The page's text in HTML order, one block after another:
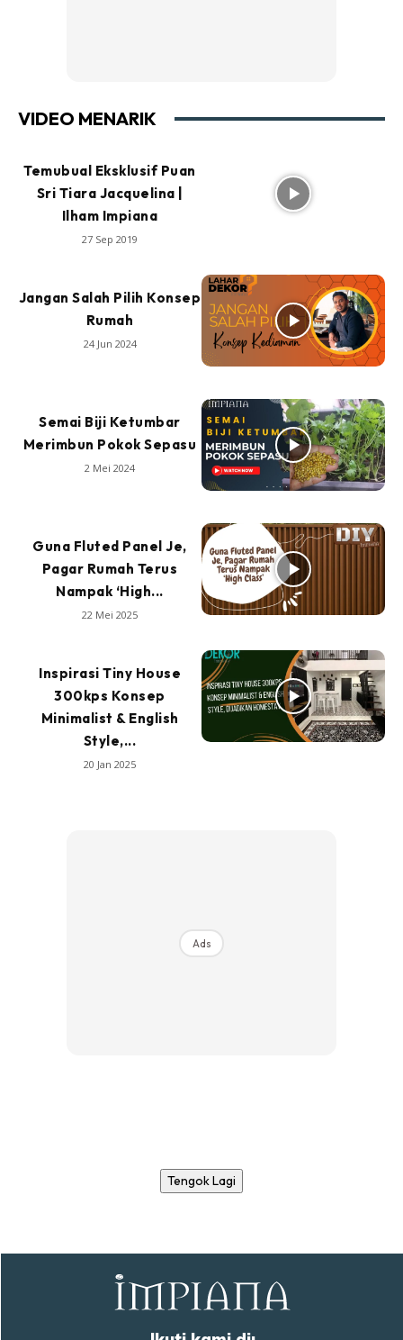
VIDEO MENARIK
Temubual Eksklusif Puan
Sri Tiara Jacquelina |
Ilham Impiana
27 Sep 2019
Jangan Salah Pilih Konsep
Rumah
24 Jun 2024
Semai Biji Ketumbar
Merimbun Pokok Sepasu
2 Mei 2024
Guna Fluted Panel Je,
Pagar Rumah Terus
Nampak ‘High...
22 Mei 2025
Inspirasi Tiny House
300kps Konsep
Minimalist & English
Style,...
20 Jan 2025
Ads
Tengok Lagi